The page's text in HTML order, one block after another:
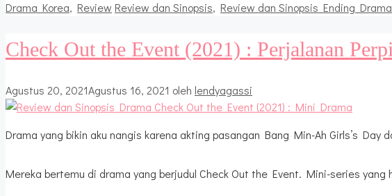
Kategori
Drama Korea, Review Tag
Review dan Sinopsis, Review dan Sinopsis Ending
Check Out the Event (2021) : Perjalanan
Agustus 20, 2021Agustus 16, 2021 oleh lendyagassi
Drama yang bikin aku nangis karena akting pasangan Bang Min-Ah Girls’s Day
Mereka bertemu di drama yang berjudul Check Out the Event. Mini-series